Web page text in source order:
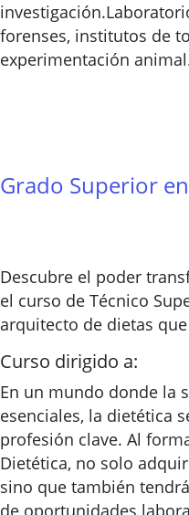
forenses, institutos de
experimentación
Grado Superior
Descubre el poder
el curso de Técnico
arquitecto de dietas
Curso dirigido a:
En un mundo donde la
esenciales, la dietética
profesión clave. Al
Dietética, no solo
sino que también
de oportunidades